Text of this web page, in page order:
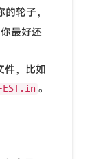
轮子，
最好还
件，比如
。